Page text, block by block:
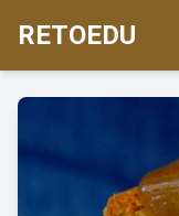
RETOEDU